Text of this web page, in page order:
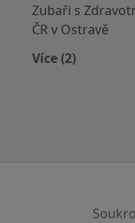
Zubaři s
ČR v Ostravě
Více (2)